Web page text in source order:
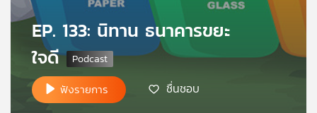
ไทย
EP. 133: นิทาน ธนาคารขยะ
ใจดี
ฟังรายการ ชื่นชอบ